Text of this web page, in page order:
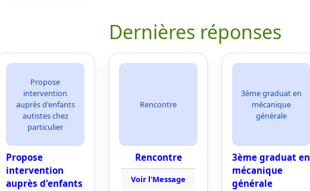
Propose
intervention
auprès d'enfants
autistes chez
particulier
Propose
intervention
auprès d'enfants
Dernières réponses
Rencontre
Rencontre
Voir l'Message
3ème graduat en
mécanique
générale
3ème graduat en
mécanique
générale